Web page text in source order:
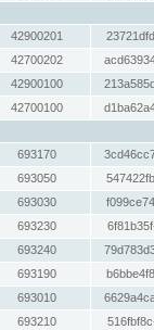
42900201
42700202
42900100
42700100
693170
693050
693030
693230
693240
693190
693010
693210